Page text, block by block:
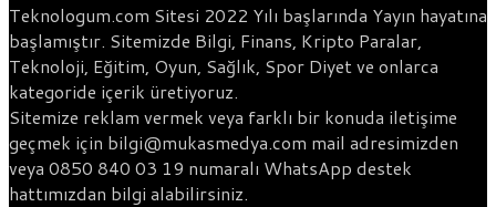
Teknologum.com Sitesi 2022 Yılı başlarında Yayın hayatına
başlamıştır. Sitemizde Bilgi, Finans, Kripto Paralar,
Teknoloji, Eğitim, Oyun, Sağlık, Spor Diyet ve onlarca
kategoride içerik üretiyoruz.
Sitemize reklam vermek veya farklı bir konuda iletişime
geçmek için bilgi@mukasmedya.com mail adresimizden
veya 0850 840 03 19 numaralı WhatsApp destek
hattımızdan bilgi alabilirsiniz.